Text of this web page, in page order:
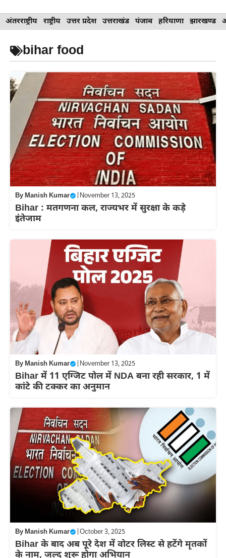
Skip
to
content
अंतरराष्ट्रीय राष्ट्रीय उत्तर प्रदेश उत्तराखंड पंजाब हरियाणा झारखण्ड
bihar food
ByManish Kumar November 13, 2025
Bihar : मतगणना कल, राज्यभर में सुरक्षा के कड़े
इंतेजाम
ByManish Kumar November 13, 2025
Bihar में 11 एग्जिट पोल में NDA बना रही सरकार, 1 में
कांटे की टक्कर का अनुमान
ByManish Kumar October 3, 2025
Bihar के बाद अब पूरे देश में वोटर लिस्ट से हटेंगे मृतकों
के नाम, जल्द शुरू होगा अभियान